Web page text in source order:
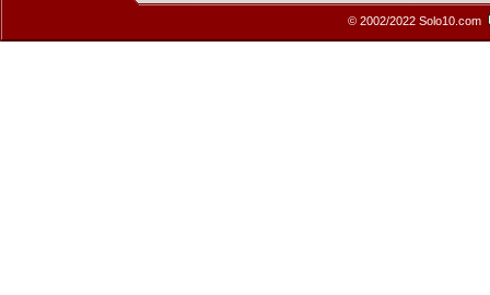
© 2002/2022 Solo10.com